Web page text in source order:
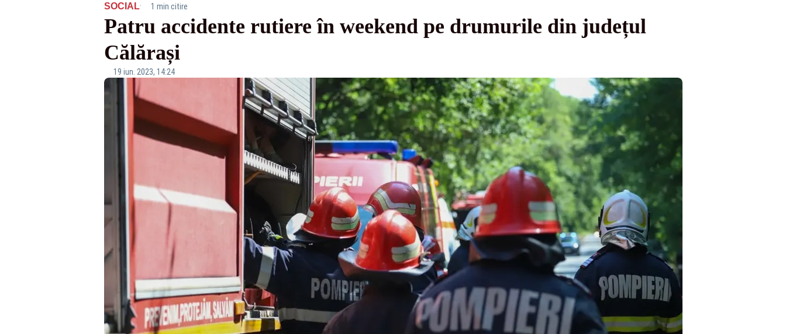
SOCIAL· 1 min citire
Patru accidente rutiere în weekend pe drumurile din județul
Călărași
19 iun. 2023, 14:24